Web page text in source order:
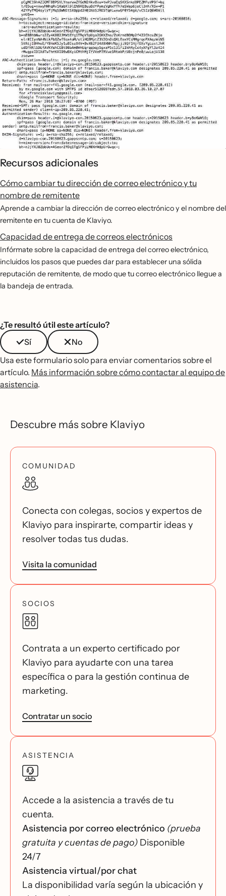
Recursos adicionales
Cómo cambiar tu dirección de correo electrónico y tu
nombre de remitente
Aprende a cambiar la dirección de correo electrónico y el nombre del
remitente en tu cuenta de Klaviyo.
Capacidad de entrega de correos electrónicos
Infórmate sobre la capacidad de entrega del correo electrónico,
incluidos los pasos que puedes dar para establecer una sólida
reputación de remitente, de modo que tu correo electrónico llegue a
la bandeja de entrada.
¿Te resultó útil este artículo?
Sí
No
Usa este formulario solo para enviar comentarios sobre el
artículo. Más información sobre cómo contactar al equipo de
asistencia.
Descubre más sobre Klaviyo
COMUNIDAD
Conecta con colegas, socios y expertos de
Klaviyo para inspirarte, compartir ideas y
resolver todas tus dudas.
Visita la comunidad
SOCIOS
Contrata a un experto certificado por
Klaviyo para ayudarte con una tarea
específica o para la gestión continua de
marketing.
Contratar un socio
ASISTENCIA
Accede a la asistencia a través de tu
cuenta.
Asistencia por correo electrónico (prueba
gratuita y cuentas de pago) Disponible
24/7
Asistencia virtual/por chat
La disponibilidad varía según la ubicación y